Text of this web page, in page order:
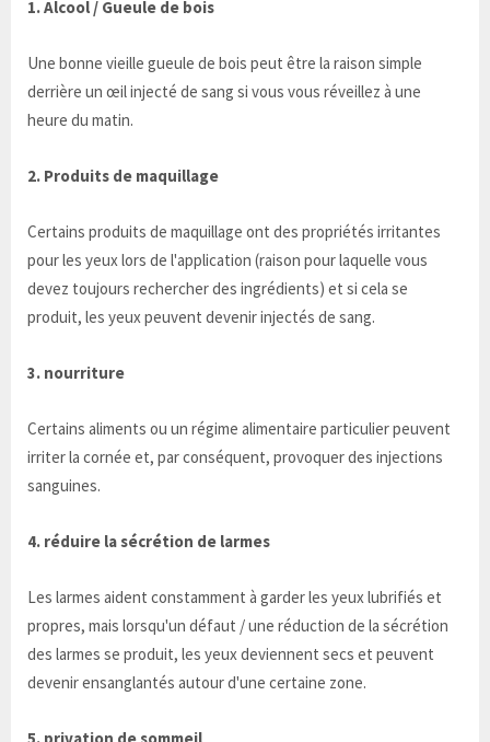
1. Alcool / Gueule de bois
Une bonne vieille gueule de bois peut être la raison simple
derrière un œil injecté de sang si vous vous réveillez à une
heure du matin.
2. Produits de maquillage
Certains produits de maquillage ont des propriétés irritantes
pour les yeux lors de l'application (raison pour laquelle vous
devez toujours rechercher des ingrédients) et si cela se
produit, les yeux peuvent devenir injectés de sang.
3. nourriture
Certains aliments ou un régime alimentaire particulier peuvent
irriter la cornée et, par conséquent, provoquer des injections
sanguines.
4. réduire la sécrétion de larmes
Les larmes aident constamment à garder les yeux lubrifiés et
propres, mais lorsqu'un défaut / une réduction de la sécrétion
des larmes se produit, les yeux deviennent secs et peuvent
devenir ensanglantés autour d'une certaine zone.